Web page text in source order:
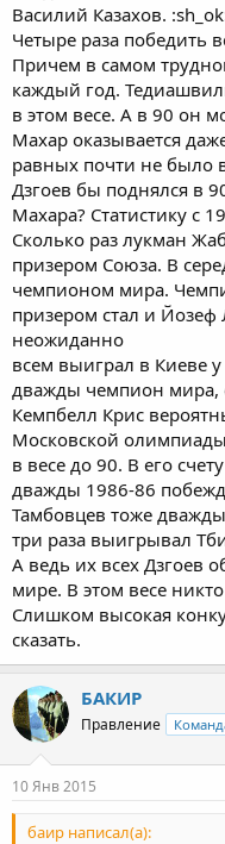
Василий Казахов.
Четыре раза победить
Причем в самом
каждый год.
в этом весе. А в 90 он
Махар оказывается
равных почти не было
Дзгоев бы поднялся в
Махара? Статистику с
Сколько раз лукман
призером Союза. В
чемпионом мира.
призером стал и
неожиданно
всем выиграл в Киеве
дважды чемпион
Кемпбелл Крис
Московской
в весе до 90. В его
дважды 1986-86
Тамбовцев тоже
три раза выигрывал
А ведь их всех Дзгоев
мире. В этом весе
Слишком высокая
сказать.
БАКИР
Правление
10 Янв 2015
баир написал(а):